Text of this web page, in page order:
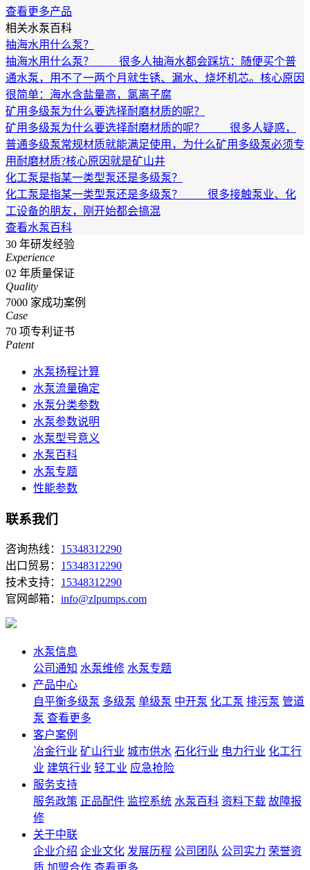
查看更多产品
相关水泵百科
抽海水用什么泵？
抽海水用什么泵？ 很多人抽海水都会踩坑：随便买个普
通水泵，用不了一两个月就生锈、漏水、烧坏机芯。核心原因
很简单：海水含盐量高，氯离子腐
矿用多级泵为什么要选择耐磨材质的呢？
矿用多级泵为什么要选择耐磨材质的呢？ 很多人疑惑，
普通多级泵常规材质就能满足使用，为什么矿用多级泵必须专
用耐磨材质?核心原因就是矿山井
化工泵是指某一类型泵还是多级泵？
化工泵是指某一类型泵还是多级泵？ 很多接触泵业、化
工设备的朋友，刚开始都会搞混
查看水泵百科
30 年研发经验
Experience
02 年质量保证
Quality
7000 家成功案例
Case
70 项专利证书
Patent
水泵扬程计算
水泵流量确定
水泵分类参数
水泵参数说明
水泵型号意义
水泵百科
水泵专题
性能参数
联系我们
咨询热线： 15348312290
出口贸易： 15348312290
技术支持： 15348312290
官网邮箱： info@zlpumps.com
水泵信息
公司通知 水泵维修 水泵专题
产品中心
自平衡多级泵 多级泵 单级泵 中开泵 化工泵 排污泵 管道
泵 查看更多
客户案例
冶金行业 矿山行业 城市供水 石化行业 电力行业 化工行
业 建筑行业 轻工业 应急抢险
服务支持
服务政策 正品配件 监控系统 水泵百科 资料下载 故障报
修
关于中联
企业介绍 企业文化 发展历程 公司团队 公司实力 荣誉资